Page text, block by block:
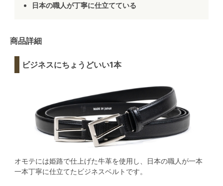
日本の職人が丁寧に仕立てている
商品詳細
ビジネスにちょうどいい1本
オモテには姫路で仕上げた牛革を使用し、日本の職人が一本
一本丁寧に仕立てたビジネスベルトです。